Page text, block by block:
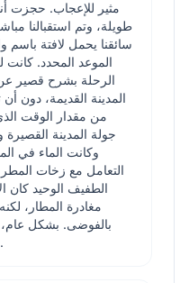
مثير للإعجاب. حجزت
طويلة، وتم استقبالنا
سائقنا يحمل لافتة
الموعد المحدد. كانت
الرحلة بشرح قصير عن
المدينة القديمة، دون
من مقدار الوقت
جولة المدينة
وكانت الماء في
التعامل مع زخات المطر
الطفيف الوحيد كان
مغادرة المطار،
بالفوضى. بشكل عام،
منظمة بدلاً من أن تكون مرهقة.